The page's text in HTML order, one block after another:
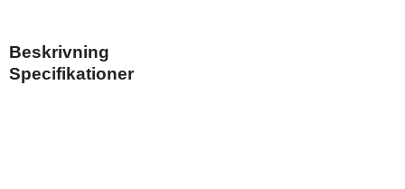
Beskrivning
Specifikationer